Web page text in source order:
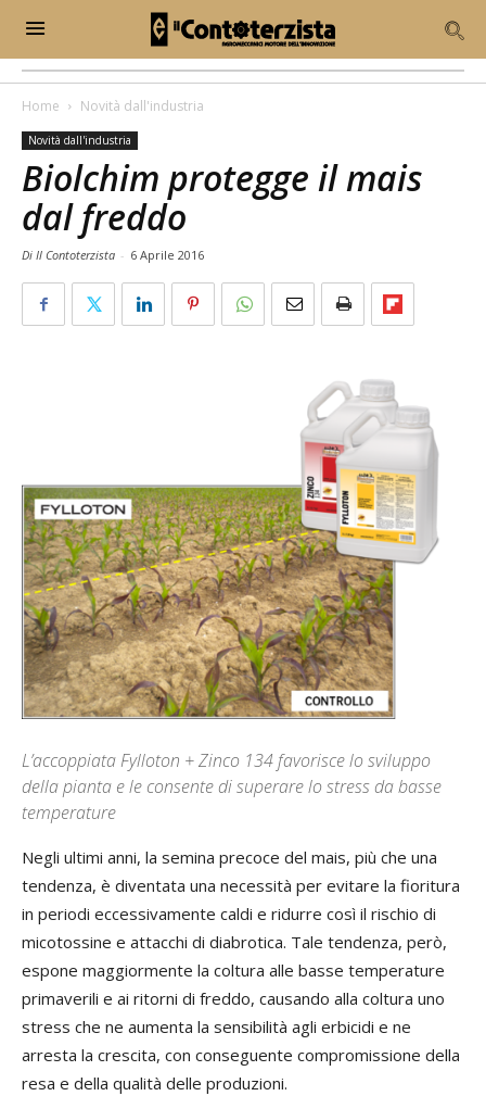
Home Novità dall'industria
Novità dall'industria
Biolchim protegge il mais
dal freddo
Di Il Contoterzista - 6 Aprile 2016
L’accoppiata Fylloton + Zinco 134 favorisce lo sviluppo
della pianta e le consente di superare lo stress da basse
temperature
Negli ultimi anni, la semina precoce del mais, più che una
tendenza, è diventata una necessità per evitare la fioritura
in periodi eccessivamente caldi e ridurre così il rischio di
micotossine e attacchi di diabrotica. Tale tendenza, però,
espone maggiormente la coltura alle basse temperature
primaverili e ai ritorni di freddo, causando alla coltura uno
stress che ne aumenta la sensibilità agli erbicidi e ne
arresta la crescita, con conseguente compromissione della
resa e della qualità delle produzioni.